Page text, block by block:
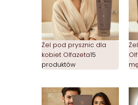
Żel pod prysznic dla
kobiet Olfazeta15
produktów